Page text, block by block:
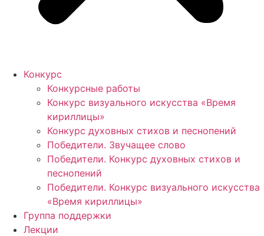
Конкурс
Конкурсные работы
Конкурс визуального искусства «Время
кириллицы»
Конкурс духовных стихов и песнопений
Победители. Звучащее слово
Победители. Конкурс духовных стихов и
песнопений
Победители. Конкурс визуального искусства
«Время кириллицы»
Группа поддержки
Лекции